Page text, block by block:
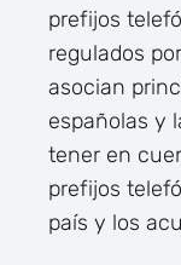
prefijos
regulados
asocian
españolas y
tener en
prefijos
país y los